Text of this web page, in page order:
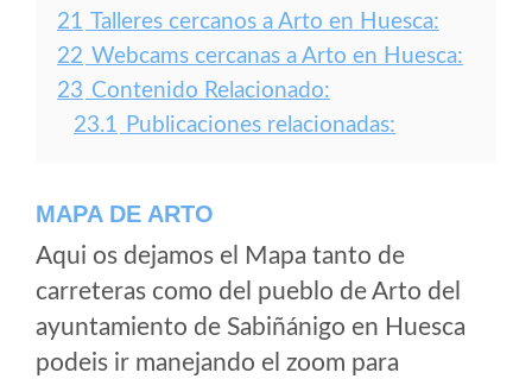
21 Talleres cercanos a Arto en Huesca:
22 Webcams cercanas a Arto en Huesca:
23 Contenido Relacionado:
23.1 Publicaciones relacionadas:
MAPA DE ARTO
Aqui os dejamos el Mapa tanto de
carreteras como del pueblo de Arto del
ayuntamiento de Sabiñánigo en Huesca
podeis ir manejando el zoom para